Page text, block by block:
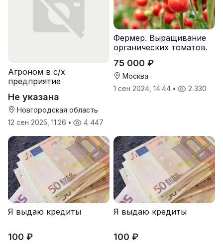
Агроном в с/х
предприятие
Не указана
Новгородская область
12 сен 2025, 11:26 • 4 447
Фермер. Выращивание
органических томатов.
Предоставляем жилье.
75 000 ₽
Москва
1 сен 2024, 14:44 • 2 330
Я выдаю кредиты
100 ₽
Я выдаю кредиты
100 ₽